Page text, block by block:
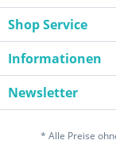
Shop Service
Informationen
Newsletter
* Alle Preise